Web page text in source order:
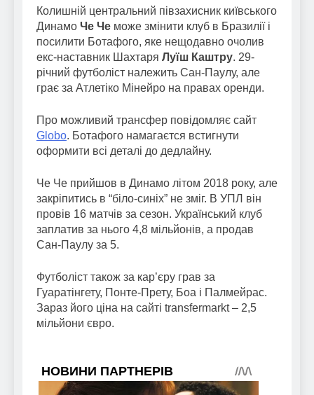
Колишній центральний півзахисник київського
Динамо Че Че може змінити клуб в Бразилії і
посилити Ботафого, яке нещодавно очолив
екс-наставник Шахтаря Луїш Каштру. 29-
річний футболіст належить Сан-Паулу, але
грає за Атлетіко Мінейро на правах оренди.
Про можливий трансфер повідомляє сайт
Globo. Ботафого намагаєтся встигнути
оформити всі деталі до дедлайну.
Че Че прийшов в Динамо літом 2018 року, але
закріпитись в “біло-синіх” не зміг. В УПЛ він
провів 16 матчів за сезон. Український клуб
заплатив за нього 4,8 мільйонів, а продав
Сан-Паулу за 5.
Футболіст також за кар’єру грав за
Гуаратінгету, Понте-Прету, Боа і Палмейрас.
Зараз його ціна на сайті transfermarkt – 2,5
мільйони євро.